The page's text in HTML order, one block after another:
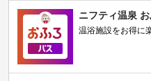
ニフティ温泉
温浴施設をお得に